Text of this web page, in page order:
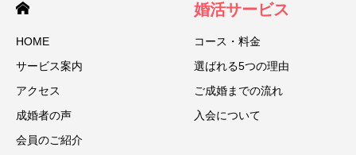
HOME
サービス案内
アクセス
成婚者の声
会員のご紹介
婚活サービス
コース・料金
選ばれる5つの理由
ご成婚までの流れ
入会について